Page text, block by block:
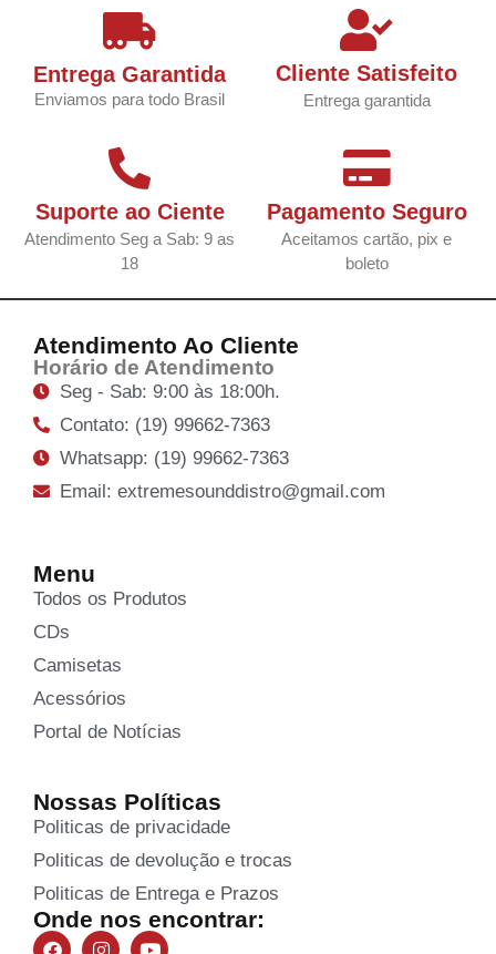
Entrega Garantida
Enviamos para todo Brasil
Cliente Satisfeito
Entrega garantida
Suporte ao Ciente
Atendimento Seg a Sab: 9 as
18
Pagamento Seguro
Aceitamos cartão, pix e
boleto
Atendimento Ao Cliente
Horário de Atendimento
Seg - Sab: 9:00 às 18:00h.
Contato: (19) 99662-7363
Whatsapp: (19) 99662-7363
Email: extremesounddistro@gmail.com
Menu
Todos os Produtos
CDs
Camisetas
Acessórios
Portal de Notícias
Nossas Políticas
Politicas de privacidade
Politicas de devolução e trocas
Politicas de Entrega e Prazos
Onde nos encontrar: